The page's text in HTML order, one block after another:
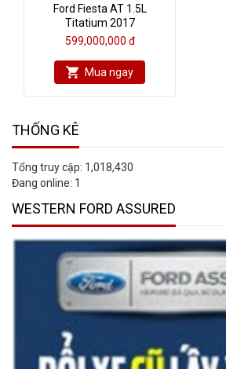
Ford Fiesta AT 1.5L
Titatium 2017
599,000,000 đ
Mua ngay
THỐNG KÊ
Tổng truy cập: 1,018,430
Đang online: 1
WESTERN FORD ASSURED